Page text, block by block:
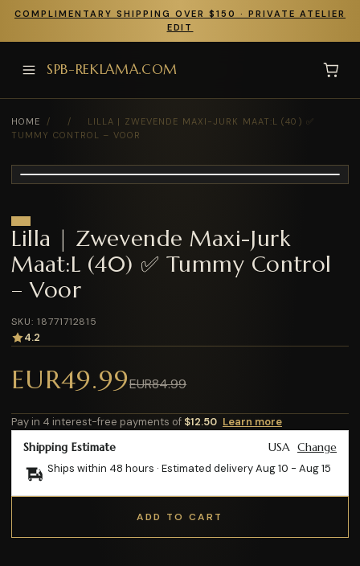
COMPLIMENTARY SHIPPING OVER $150 · PRIVATE ATELIER
EDIT
SPB-REKLAMA.COM
HOME / /
LILLA | ZWEVENDE MAXI-JURK MAAT:L (40) ✅
TUMMY CONTROL – VOOR
Lilla | Zwevende Maxi-Jurk
Maat:L (40) ✅ Tummy Control
– Voor
SKU: 18771712815
4.2
EUR49.99EUR84.99
Pay in 4 interest-free payments of $12.50 Learn more
Shipping Estimate USA Change
Ships within 48 hours · Estimated deliveryAug 10 - Aug 15
ADD TO CART